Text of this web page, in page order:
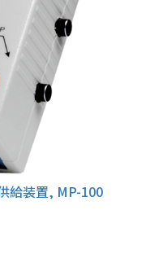
給装置, MP-100